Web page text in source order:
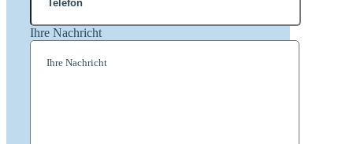
Ihre Nachricht